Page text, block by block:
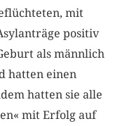
mit
positiv
als männlich
hatten einen
hatten sie alle
mit Erfolg auf